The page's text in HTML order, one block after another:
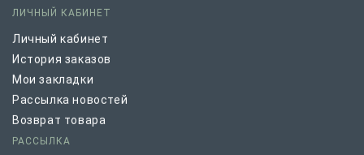
ЛИЧНЫЙ КАБИНЕТ
Личный кабинет
История заказов
Мои закладки
Рассылка новостей
Возврат товара
РАССЫЛКА